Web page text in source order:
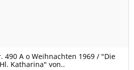
490 A o Weihnachten 1969 / "Die
Katharina" von..